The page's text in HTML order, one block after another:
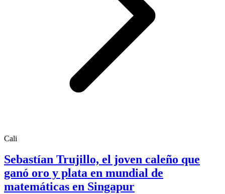
Cali
Sebastían Trujillo, el joven caleño que
ganó oro y plata en mundial de
matemáticas en Singapur